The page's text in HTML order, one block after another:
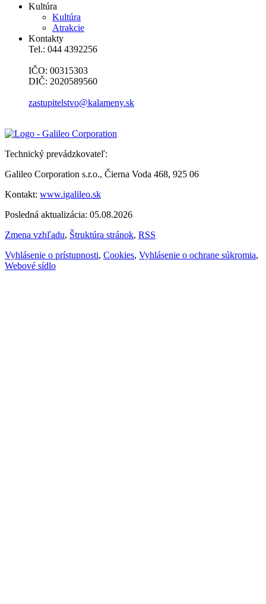
Kultúra
Kultúra
Atrakcie
Kontakty
Tel.: 044 4392256
IČO: 00315303
DIČ: 2020589560
zastupitelstvo@kalameny.sk
Technický prevádzkovateľ:
Galileo Corporation s.r.o., Čierna Voda 468, 925 06
Kontakt: www.igalileo.sk
Posledná aktualizácia: 05.08.2026
Zmena vzhľadu, Štruktúra stránok, RSS
Vyhlásenie o prístupnosti, Cookies, Vyhlásenie o ochrane súkromia,
Webové sídlo